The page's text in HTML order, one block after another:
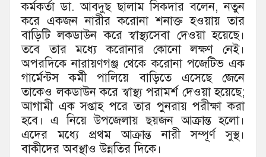
কর্মকর্তা ডা. আবদুছ ছালাম সিকদার বলেন, নতুন
করে একজন নারীর করোনা শনাক্ত হওয়ায় তার
বাড়িটি লকডাউন করে স্বাস্থ্যসেবা দেওয়া হয়েছে।
তবে তার মধ্যে করোনার কোনো লক্ষণ নেই।
অপরদিকে নারায়ণগঞ্জ থেকে করোনা পজেটিভ এক
গার্মেন্টস কর্মী পালিয়ে বাড়িতে এসেছে জেনে
তাকেও লকডাউন করে স্বাস্থ্য পরামর্শ দেওয়া হয়েছে;
আগামী এক সপ্তাহ পরে তার পুনরায় পরীক্ষা করা
হবে। এ নিয়ে উপজেলায় ছয়জন আক্রান্ত হলো।
এদের মধ্যে প্রথম আক্রান্ত নারী সম্পূর্ণ সুস্থ।
বাকীদের অবস্থাও উন্নতির দিকে।